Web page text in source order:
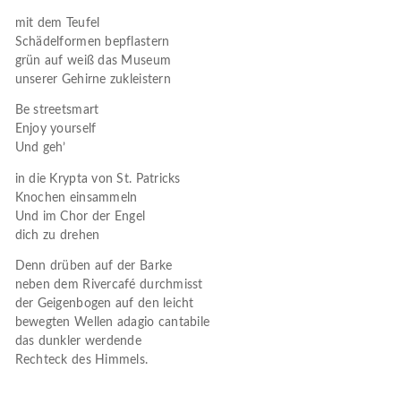
mit dem Teufel
Schädelformen bepflastern
grün auf weiß das Museum
unserer Gehirne zukleistern
Be streetsmart
Enjoy yourself
Und geh’
in die Krypta von St. Patricks
Knochen einsammeln
Und im Chor der Engel
dich zu drehen
Denn drüben auf der Barke
neben dem Rivercafé durchmisst
der Geigenbogen auf den leicht
bewegten Wellen adagio cantabile
das dunkler werdende
Rechteck des Himmels.